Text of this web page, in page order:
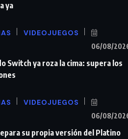
ya
VIDEOJUEGOS
06/08/
Switch ya roza la cima: supera los
VIDEOJUEGOS
06/08/
su propia versión del Platino